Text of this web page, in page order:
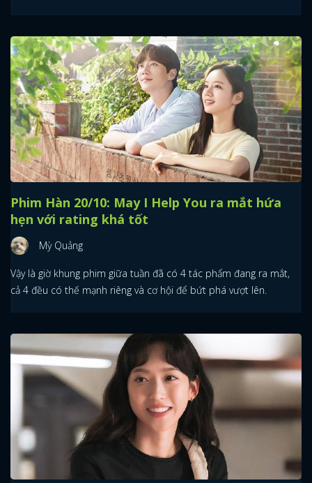
Phim Hàn 20/10: May I Help You ra mắt hứa
hẹn với rating khá tốt
Mỳ Quảng
Vậy là giờ khung phim giữa tuần đã có 4 tác phẩm đang ra mắt,
cả 4 đều có thế mạnh riêng và cơ hội để bứt phá vượt lên.